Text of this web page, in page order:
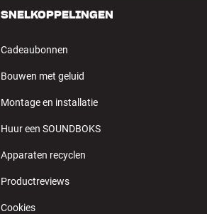
SNELKOPPELINGEN
Cadeaubonnen
Bouwen met geluid
Montage en installatie
Huur een SOUNDBOKS
Apparaten recyclen
Productreviews
Cookies